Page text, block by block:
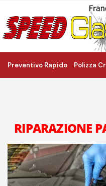
Preventivo Rapido Polizza
RIPARAZIONE